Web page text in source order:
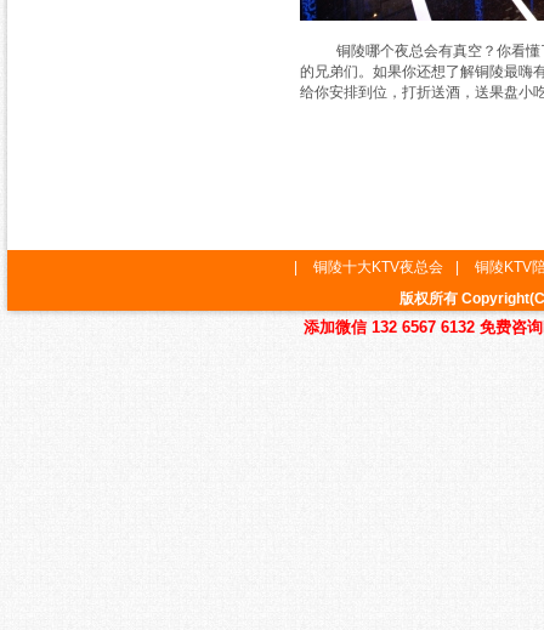
铜陵哪个夜总会有真空？你看懂了
的兄弟们。如果你还想了解铜陵最嗨
给你安排到位，打折送酒，送果盘小
版权所有
添加微信 132 6567 6132 免费咨
铜陵十大KTV夜总会 铜陵KTV